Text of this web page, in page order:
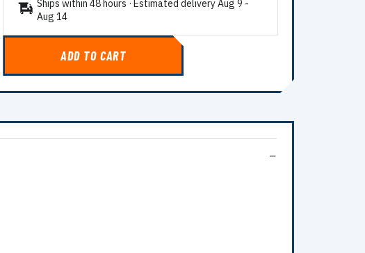
Ships within 48 hours · Estimated deliveryAug 9 -
Aug 14
ADD TO CART